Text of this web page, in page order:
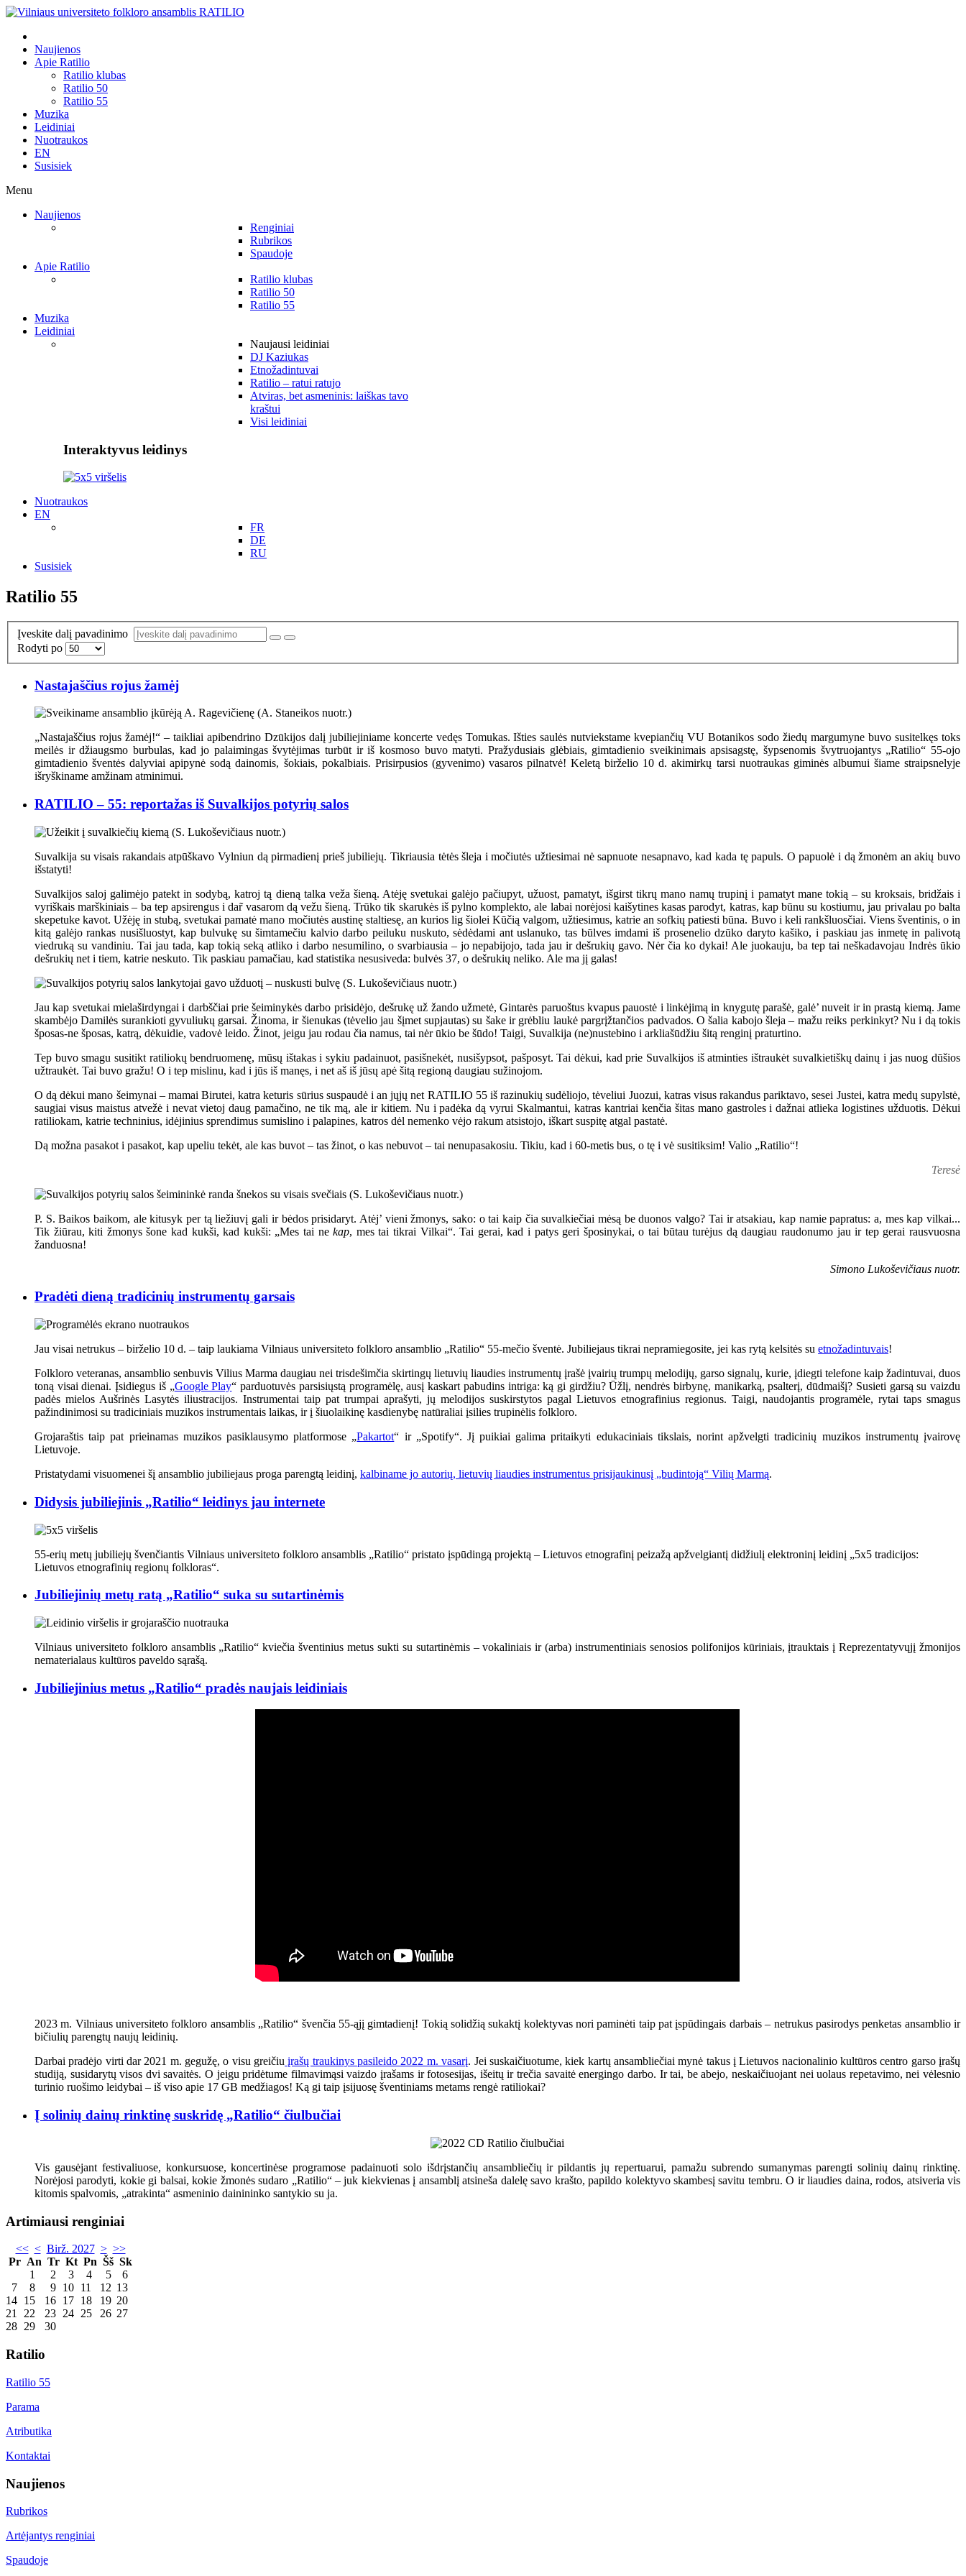
Naujienos
Apie Ratilio
Ratilio klubas
Ratilio 50
Ratilio 55
Muzika
Leidiniai
Nuotraukos
EN
Susisiek
Menu
Naujienos
Renginiai
Rubrikos
Spaudoje
Apie Ratilio
Ratilio klubas
Ratilio 50
Ratilio 55
Muzika
Leidiniai
Naujausi leidiniai
DJ Kaziukas
Etnožadintuvai
Ratilio – ratui ratujo
Atviras, bet asmeninis: laiškas tavo
kraštui
Visi leidiniai
Interaktyvus leidinys
Nuotraukos
EN
FR
DE
RU
Susisiek
Ratilio 55
Įveskite dalį pavadinimo
Rodyti po
Nastajaščius rojus žamėj
„Nastajaščius rojus žamėj!“ – taikliai apibendrino Dzūkijos dalį jubiliejiniame koncerte vedęs Tomukas. Išties saulės nutviekstame kvepiančių VU Botanikos sodo žiedų margumyne buvo susitelkęs toks
meilės ir džiaugsmo burbulas, kad jo palaimingas švytėjimas turbūt ir iš kosmoso buvo matyti. Pražydusiais glėbiais, gimtadienio sveikinimais apsisagstę, šypsenomis švytruojantys „Ratilio“ 55-ojo
gimtadienio šventės dalyviai apipynė sodą dainomis, šokiais, pokalbiais. Prisirpusios (gyvenimo) vasaros pilnatvė! Keletą birželio 10 d. akimirkų tarsi nuotraukas giminės albumui šiame straipsnelyje
išryškiname amžinam atminimui.
RATILIO – 55: reportažas iš Suvalkijos potyrių salos
Suvalkija su visais rakandais atpūškavo Vylniun dą pirmadienį prieš jubiliejų. Tikriausia tėtės šleja i močiutės užtiesimai nė sapnuote nesapnavo, kad kada tę papuls. O papuolė i dą žmonėm an akių buvo
išstatyti!
Suvalkijos saloj galimėjo patekt in sodybą, katroj tą dieną talka veža šieną. Atėję svetukai galėjo pačiupyt, užuost, pamatyt, išgirst tikrų mano namų trupinį i pamatyt mane tokią – su kroksais, bridžais i
vyriškais marškiniais – ba tep apsirengus i dar̃ vasarom dą vežu šieną. Trūko tik skarukės iš pylno komplekto, ale labai norėjosi kaišytines kasas parodyt, katras, kap būnu su kostiumu, jau privalau po balta
skepetuke kavot. Užėję in stubą, svetukai pamatė mano močiutės austinę staltiesę, an kurios lig šiolei Kūčią valgom, užtiesimus, katrie an sofkių patiesti būna. Buvo i keli rankšluosčiai. Viens šventinis, o in
kitą galėjo rankas nusišluostyt, kap bulvukę su šimtamečiu kalvio darbo peiluku nuskuto, sėdėdami ant uslanuko, tas būlves imdami iš prosenelio dzūko daryto kašiko, i paskiau jas inmetę in palivotą
viedruką su vandiniu. Tai jau tada, kap tokią seką atliko i darbo nesumilino, o svarbiausia – jo nepabijojo, tada jau ir dešrukių gavo. Nėr čia ko dykai! Ale juokauju, ba tep tai neškadavojau Indrės ūkio
dešrukių net i tiem, katrie neskuto. Tik paskiau pamačiau, kad statistika nesusiveda: bulvės 37, o dešrukių neliko. Ale ma jį galas!
Jau kap svetukai mielaširdyngai i darbščiai prie šeiminykės darbo prisidėjo, dešrukę už žando užmetė, Gintarės paruoštus kvapus pauostė i linkėjimą in knygutę parašė, galė’ nuveit ir in prastą kiemą. Jame
skambėjo Damilės surankioti gyvuliukų garsai. Žinoma, ir šienukas (tėvelio jau šįmet supjautas) su šake ir grėbliu laukė pargrįžtančios padvados. O šalia kabojo šleja – mažu reiks perkinkyt? Nu i dą tokis
šposas-ne šposas, katrą, dėkuidie, vadovė leido. Žinot, jeigu jau rodau čia namus, tai nėr ūkio be šūdo! Taigi, Suvalkija (ne)nustebino i arkliašūdžiu šitą renginį praturtino.
Tep buvo smagu susitikt ratiliokų bendruomenę, mūsų ištakas i sykiu padainuot, pasišnekėt, nusišypsot, pašposyt. Tai dėkui, kad prie Suvalkijos iš atminties ištraukėt suvalkietiškų dainų i jas nuog dūšios
užtraukėt. Tai buvo gražu! O i tep mislinu, kad i jūs iš manęs, i net aš iš jūsų apė šitą regioną daugiau sužinojom.
O dą dėkui mano šeimynai – mamai Birutei, katra keturis sūrius suspaudė i an jųjų net RATILIO 55 iš razinukių sudėliojo, tėveliui Juozui, katras visus rakandus pariktavo, sesei Justei, katra medų supylstė,
saugiai visus maistus atvežė i nevat vietoj daug pamačino, ne tik mą, ale ir kitiem. Nu i padėka dą vyrui Skalmantui, katras kantriai kenčia šitas mano gastroles i dažnai atlieka logistines užduotis. Dėkui
ratiliokam, katrie techninius, idėjinius sprendimus sumislino i palapines, katros dėl nemenko vėjo rakum atsistojo, iškart suspitę atgal pastatė.
Dą možna pasakot i pasakot, kap upeliu tekėt, ale kas buvot – tas žinot, o kas nebuvot – tai nenupasakosiu. Tikiu, kad i 60-metis bus, o tę i vė susitiksim! Valio „Ratilio“!
Teresė
P. S. Baikos baikom, ale kitusyk per tą liežiuvį gali ir bėdos prisidaryt. Atėj’ vieni žmonys, sako: o tai kaip čia suvalkiečiai mėsą be duonos valgo? Tai ir atsakiau, kap namie papratus: a, mes kap vilkai...
Tik žiūrau, kiti žmonys šone kad kukši, kad kukši: „Mes tai nekap, mes tai tikrai Vilkai“. Tai gerai, kad i patys geri šposinykai, o tai būtau turėjus dą daugiau raudonumo jau ir tep gerai rausvuosna
žanduosna!
Simono Lukoševičiaus nuotr.
Pradėti dieną tradicinių instrumentų garsais
Jau visai netrukus – birželio 10 d. – taip laukiama Vilniaus universiteto folkloro ansamblio „Ratilio“ 55-mečio šventė. Jubiliejaus tikrai nepramiegosite, jei kas rytą kelsitės su etnožadintuvais!
Folkloro veteranas, ansamblio senbuvis Vilius Marma daugiau nei trisdešimčia skirtingų lietuvių liaudies instrumentų įrašė įvairių trumpų melodijų, garso signalų, kurie, įdiegti telefone kaip žadintuvai, duos
toną visai dienai. Įsidiegus iš „Google Play“ parduotuvės parsisiųstą programėlę, ausį kaskart pabudins intriga: ką gi girdžiu? Ūžlį, nendrės birbynę, manikarką, psalterį, dūdmaišį? Susieti garsą su vaizdu
padės mielos Aušrinės Lasytės iliustracijos. Instrumentai taip pat trumpai aprašyti, jų melodijos suskirstytos pagal Lietuvos etnografinius regionus. Taigi, naudojantis programėle, rytai taps smagus
pažindinimosi su tradiciniais muzikos instrumentais laikas, ir į šiuolaikinę kasdienybę natūraliai įsilies trupinėlis folkloro.
Grojaraštis taip pat prieinamas muzikos pasiklausymo platformose „Pakartot“ ir „Spotify“. Jį puikiai galima pritaikyti edukaciniais tikslais, norint apžvelgti tradicinių muzikos instrumentų įvairovę
Lietuvoje.
Pristatydami visuomenei šį ansamblio jubiliejaus proga parengtą leidinį, kalbiname jo autorių, lietuvių liaudies instrumentus prisijaukinusį „budintoją“ Vilių Marmą.
Didysis jubiliejinis „Ratilio“ leidinys jau internete
55-erių metų jubiliejų švenčiantis Vilniaus universiteto folkloro ansamblis „Ratilio“ pristato įspūdingą projektą – Lietuvos etnografinį peizažą apžvelgiantį didžiulį elektroninį leidinį „5x5 tradicijos:
Lietuvos etnografinių regionų folkloras“.
Jubiliejinių metų ratą „Ratilio“ suka su sutartinėmis
Vilniaus universiteto folkloro ansamblis „Ratilio“ kviečia šventinius metus sukti su sutartinėmis – vokaliniais ir (arba) instrumentiniais senosios polifonijos kūriniais, įtrauktais į Reprezentatyvųjį žmonijos
nematerialaus kultūros paveldo sąrašą.
Jubiliejinius metus „Ratilio“ pradės naujais leidiniais
2023 m. Vilniaus universiteto folkloro ansamblis „Ratilio“ švenčia 55-ąjį gimtadienį! Tokią solidžią sukaktį kolektyvas nori paminėti taip pat įspūdingais darbais – netrukus pasirodys penketas ansamblio ir
bičiulių parengtų naujų leidinių.
Darbai pradėjo virti dar 2021 m. gegužę, o visu greičiu įrašų traukinys pasileido 2022 m. vasarį. Jei suskaičiuotume, kiek kartų ansambliečiai mynė takus į Lietuvos nacionalinio kultūros centro garso įrašų
studiją, susidarytų visos dvi savaitės. O jeigu pridėtume filmavimąsi vaizdo įrašams ir fotosesijas, išeitų ir trečia savaitė energingo darbo. Ir tai, be abejo, neskaičiuojant nei uolaus repetavimo, nei vėlesnio
turinio ruošimo leidybai – iš viso apie 17 GB medžiagos! Ką gi taip įsijuosę šventiniams metams rengė ratiliokai?
Į solinių dainų rinktinę suskridę „Ratilio“ čiulbučiai
Vis gausėjant festivaliuose, konkursuose, koncertinėse programose padainuoti solo išdrįstančių ansambliečių ir pildantis jų repertuarui, pamažu subrendo sumanymas parengti solinių dainų rinktinę.
Norėjosi parodyti, kokie gi balsai, kokie žmonės sudaro „Ratilio“ – juk kiekvienas į ansamblį atsineša dalelę savo krašto, papildo kolektyvo skambesį savitu tembru. O ir liaudies daina, rodos, atsiveria vis
kitomis spalvomis, „atrakinta“ asmeninio dainininko santykio su ja.
Artimiausi renginiai
<< < Birž. 2027 > >>
Pr An Tr Kt Pn Šš Sk
1
2 3 4 5
6
7
8 9 10 11 12 13
14 15 16 17 18 19 20
21
22 23 24 25 26 27
28 29 30
Ratilio
Ratilio 55
Parama
Atributika
Kontaktai
Naujienos
Rubrikos
Artėjantys renginiai
Spaudoje